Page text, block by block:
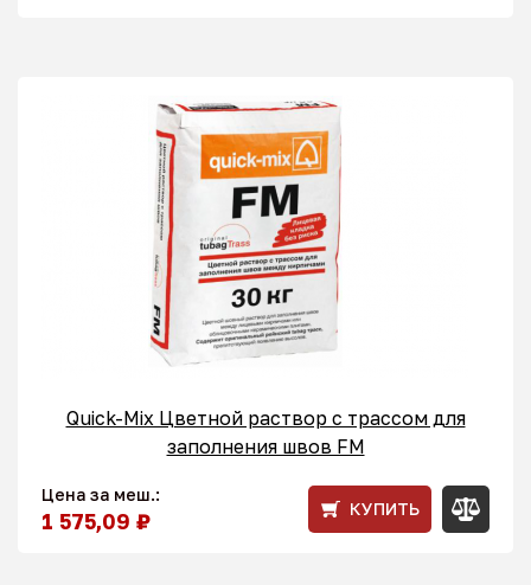
Quick-Mix Цветной раствор с трассом для
заполнения швов FM
Цена за меш.:
1 575,09 ₽ КУПИТЬ